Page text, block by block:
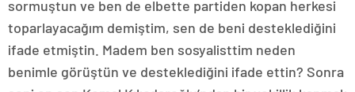
sormuştun ve ben de elbette partiden kopan herkesi
toparlayacağım demiştim, sen de beni desteklediğini
ifade etmiştin. Madem ben sosyalisttim neden
benimle görüştün ve desteklediğini ifade ettin? Sonra